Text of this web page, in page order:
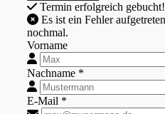
Termin erfolgreich gebucht!
nochmal.
Vorname
Nachname *
E-Mail *